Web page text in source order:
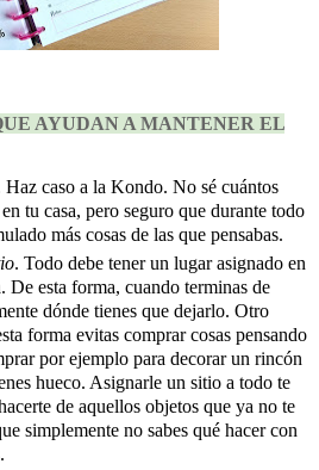
AYUDAN A MANTENER EL
Haz caso a la Kondo. No sé cuántos
tu casa, pero seguro que durante todo
más cosas de las que pensabas.
. Todo debe tener un lugar asignado en
De esta forma, cuando terminas de
dónde tienes que dejarlo. Otro
forma evitas comprar cosas pensando
por ejemplo para decorar un rincón
hueco. Asignarle un sitio a todo te
de aquellos objetos que ya no te
simplemente no sabes qué hacer con